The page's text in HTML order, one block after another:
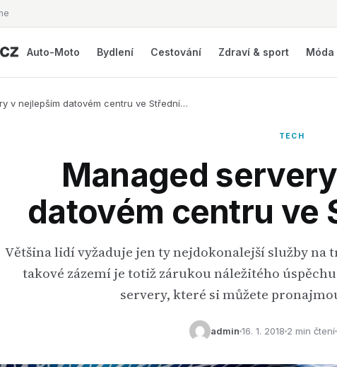
Auto-Moto Bydlení Cestování Zdraví & sport Móda
v nejlepším datovém centru ve Střední…
TECH
Managed
datovém centru ve
Většina lidí vyžaduje jen ty nejdokonalejší služby na
takové zázemí je totiž zárukou náležitého
servery, které si můžete
admin 16. 1. 2018 2 min čtení